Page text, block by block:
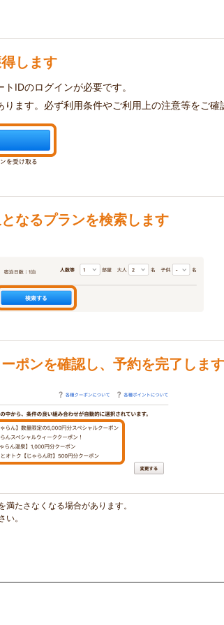
します
IDのログインが必要です。
ます。必ず利用条件やご利用上の注意等をご確
なるプランを検索します
ポンを確認し、予約を完了します
たさなくなる場合があります。
。